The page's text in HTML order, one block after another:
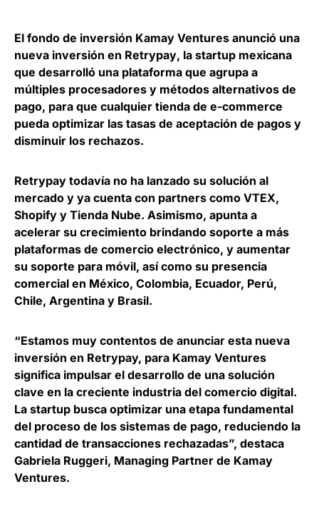
El fondo de inversión Kamay Ventures anunció una
nueva inversión en Retrypay, la startup mexicana
que desarrolló una plataforma que agrupa a
múltiples procesadores y métodos alternativos de
pago, para que cualquier tienda de e-commerce
pueda optimizar las tasas de aceptación de pagos y
disminuir los rechazos.
Retrypay todavía no ha lanzado su solución al
mercado y ya cuenta con partners como VTEX,
Shopify y Tienda Nube. Asimismo, apunta a
acelerar su crecimiento brindando soporte a más
plataformas de comercio electrónico, y aumentar
su soporte para móvil, así como su presencia
comercial en México, Colombia, Ecuador, Perú,
Chile, Argentina y Brasil.
“Estamos muy contentos de anunciar esta nueva
inversión en Retrypay, para Kamay Ventures
significa impulsar el desarrollo de una solución
clave en la creciente industria del comercio digital.
La startup busca optimizar una etapa fundamental
del proceso de los sistemas de pago, reduciendo la
cantidad de transacciones rechazadas”, destaca
Gabriela Ruggeri, Managing Partner de Kamay
Ventures.